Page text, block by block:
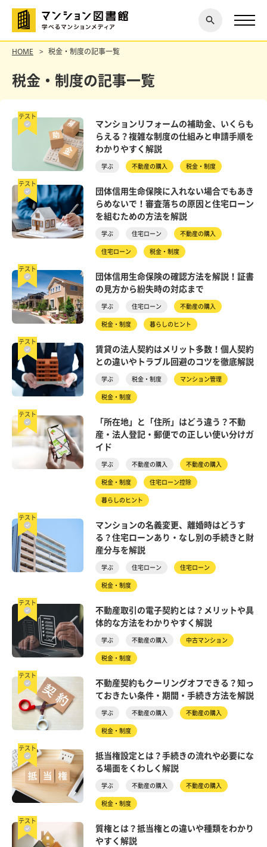
探す
閉じ
る
HOME 税金・制度の記事一覧
税金・制度の記事一覧
テスト
マンションリフォームの補助金、いくらも
らえる？複雑な制度の仕組みと申請手順を
わかりやすく解説
学ぶ 不動産の購入 税金・制度
テスト
団体信用生命保険に入れない場合でもあき
らめないで！審査落ちの原因と住宅ローン
を組むための方法を解説
学ぶ 住宅ローン 不動産の購入
住宅ローン 税金・制度
テスト
団体信用生命保険の確認方法を解説！証書
の見方から紛失時の対応まで
学ぶ 住宅ローン 不動産の購入
税金・制度 暮らしのヒント
テスト
賃貸の法人契約はメリット多数！個人契約
との違いやトラブル回避のコツを徹底解説
学ぶ 税金・制度 マンション管理
税金・制度
テスト
「所在地」と「住所」はどう違う？不動
産・法人登記・郵便での正しい使い分けガ
イド
学ぶ 不動産の購入 不動産の購入
税金・制度 住宅ローン控除
暮らしのヒント
テスト
マンションの名義変更、離婚時はどうす
る？住宅ローンあり・なし別の手続きと財
産分与を解説
学ぶ 住宅ローン 住宅ローン
税金・制度
テスト
不動産取引の電子契約とは？メリットや具
体的な方法をわかりやすく解説
学ぶ 不動産の購入 中古マンション
税金・制度
テスト
不動産契約もクーリングオフできる？知っ
ておきたい条件・期間・手続き方法を解説
学ぶ 不動産の購入 不動産の購入
税金・制度
テスト
抵当権設定とは？手続きの流れや必要にな
る場面をくわしく解説
学ぶ 不動産の購入 不動産の購入
税金・制度
テスト
質権とは？抵当権との違いや種類をわかり
やすく解説